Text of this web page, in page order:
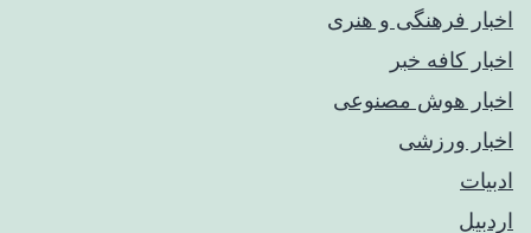
اخبار فرهنگی و هنری
اخبار کافه خبر
اخبار هوش مصنوعی
اخبار ورزشی
ادبیات
اردبیل